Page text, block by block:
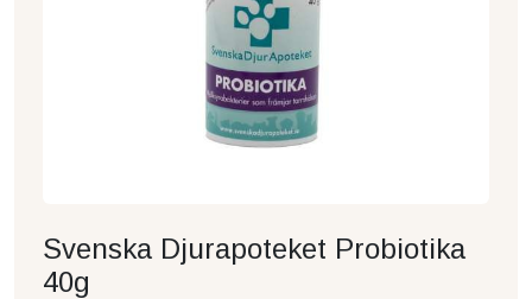
Svenska Djurapoteket Probiotika
40g